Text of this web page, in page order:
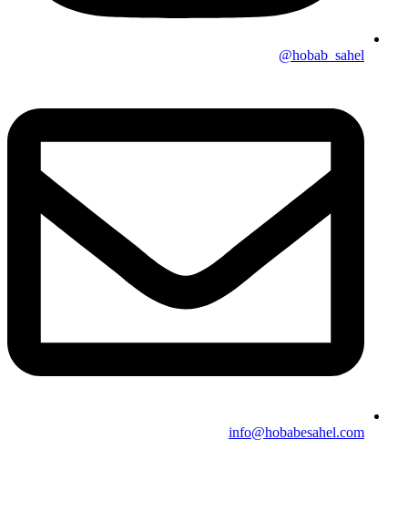
hobab_sahel@
info@hobabesahel.com